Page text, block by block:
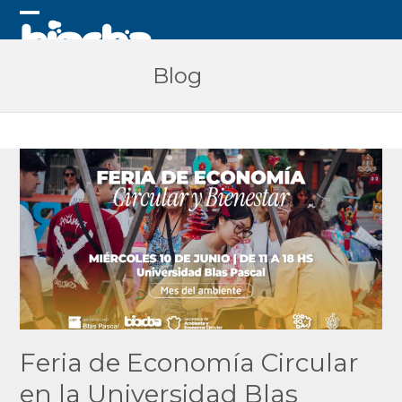
Skip
Open
Close
Blog
Feria de Economía Circular
en la Universidad Blas